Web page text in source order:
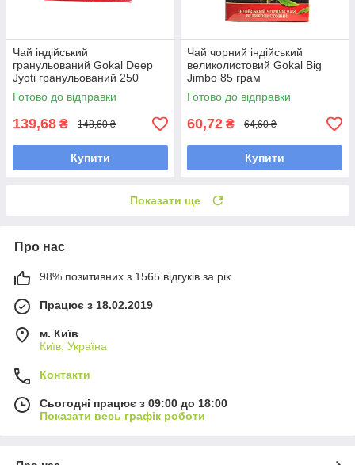
Чай індійський
гранульований Gokal Deep
Jyoti гранульований 250
грамів
Готово до відправки
139,68 ₴ 148,60 ₴
Купити
Чай чорний індійський
великолистовий Gokal Big
Jimbo 85 грам
Готово до відправки
60,72 ₴ 64,60 ₴
Купити
Показати ще
Про нас
98% позитивних з 1565 відгуків за рік
Працює з 18.02.2019
м. Київ
Київ, Україна
Контакти
Сьогодні працює з 09:00 до 18:00
Показати весь графік роботи